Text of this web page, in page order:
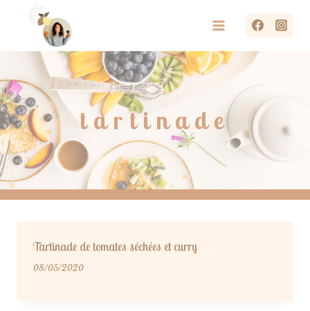
contenu
tartinade
Tartinade de tomates séchées et curry
08/05/2020